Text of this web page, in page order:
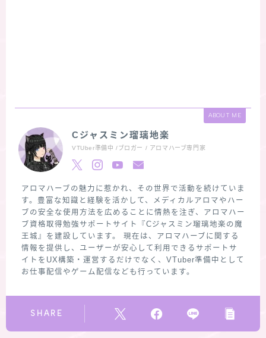
ABOUT ME
Cジャスミン瑠璃地楽
VTUber準備中 /ブロガー / アロマハーブ専門家
アロマハーブの魅力に惹かれ、その世界で活動を続けていま
す。豊富な知識と経験を活かして、メディカルアロマやハー
ブの安全な使用方法を広めることに情熱を注ぎ、アロマハー
ブ資格取得勉強サポートサイト『Cジャスミン瑠璃地楽の魔
王城』を建設しています。 現在は、アロマハーブに関する
情報を提供し、ユーザーが安心して利用できるサポートサ
イトをUX構築・運営するだけでなく、VTuber準備中として
お仕事配信やゲーム配信なども行っています。
SHARE